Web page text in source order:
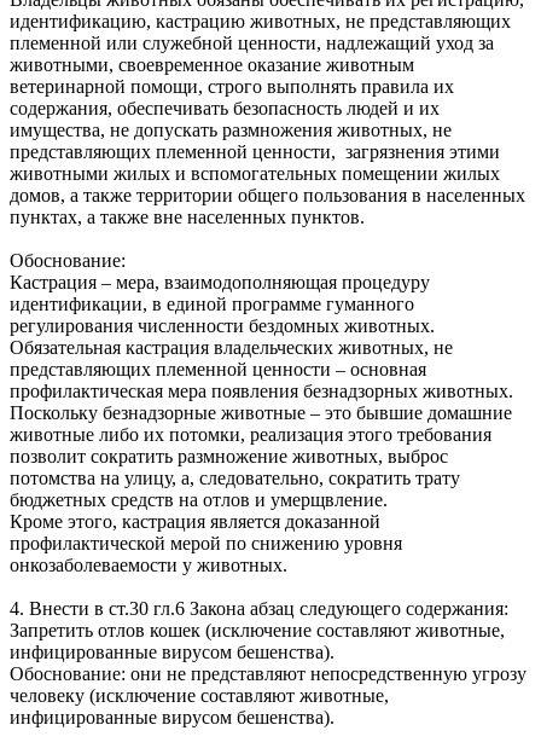
идентификацию, кастрацию животных, не представляющих
племенной или служебной ценности, надлежащий‌ уход за
животными, своевременное оказание животным
ветеринарной‌ помощи, строго выполнять правила их
содержания, обеспечивать безопасность людей‌ и их
имущества, не допускать размножения животных, не
представляющих племенной ценности, загрязнения этими
животными жилых и вспомогательных помещении‌ жилых
домов, а также территории общего пользования в населенных
пунктах, а также вне населенных пунктов.
Обоснование:
Кастрация – мера, взаимодополняющая процедуру
идентификации, в единой программе гуманного
регулирования численности бездомных животных.
Обязательная кастрация владельческих животных, не
представляющих племенной ценности – основная
профилактическая мера появления безнадзорных животных.
Поскольку безнадзорные животные – это бывшие домашние
животные либо их потомки, реализация этого требования
позволит сократить размножение животных, выброс
потомства на улицу, а, следовательно, сократить трату
бюджетных средств на отлов и умерщвление.
Кроме этого, кастрация является доказанной
профилактической мерой по снижению уровня
онкозаболеваемости у животных.
4. Внести в ст.30 гл.6 Закона абзац следующего содержания:
Запретить отлов кошек (исключение составляют животные,
инфицированные вирусом бешенства).
Обоснование: они не представляют непосредственную угрозу
человеку (исключение составляют животные,
инфицированные вирусом бешенства).